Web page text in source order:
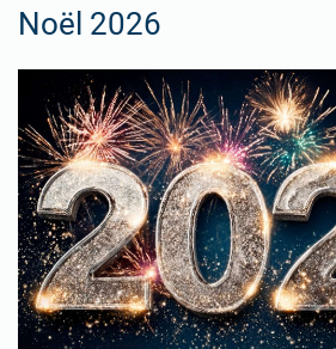
Noël 2026